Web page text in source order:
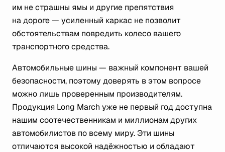
им не страшны ямы и другие препятствия
на дороге — усиленный каркас не позволит
обстоятельствам повредить колесо вашего
транспортного средства.
Автомобильные шины — важный компонент вашей
безопасности, поэтому доверять в этом вопросе
можно лишь проверенным производителям.
Продукция Long March уже не первый год доступна
нашим соотечественникам и миллионам других
автомобилистов по всему миру. Эти шины
отличаются высокой надёжностью и обладают